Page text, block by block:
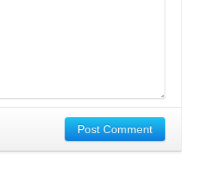
Post Comment